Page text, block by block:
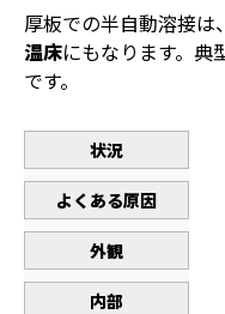
厚板での半自動溶接は
温床にもなります。典
です。
状況
よくある原因
外観
内部